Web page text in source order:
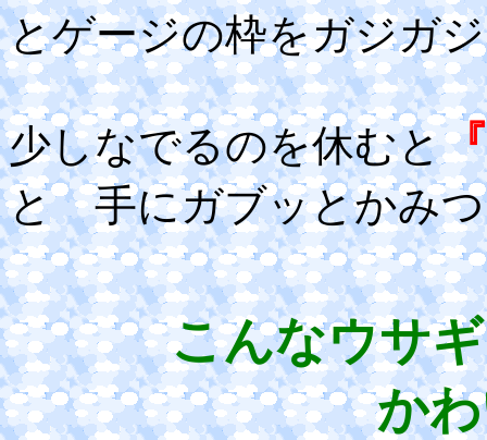
とゲージの枠をガジガ
少しなでるのを休むと
と 手にガブッとかみ
こんなウサ
かわ